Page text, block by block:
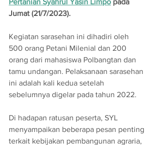
Pertanian Syahrul Yasin Limpo pada
Jumat (21/7/2023).
Kegiatan sarasehan ini dihadiri oleh
500 orang Petani Milenial dan 200
orang dari mahasiswa Polbangtan dan
tamu undangan. Pelaksanaan sarasehan
ini adalah kali kedua setelah
sebelumnya digelar pada tahun 2022.
Di hadapan ratusan peserta, SYL
menyampaikan beberapa pesan penting
terkait kebijakan pembangunan agraria,